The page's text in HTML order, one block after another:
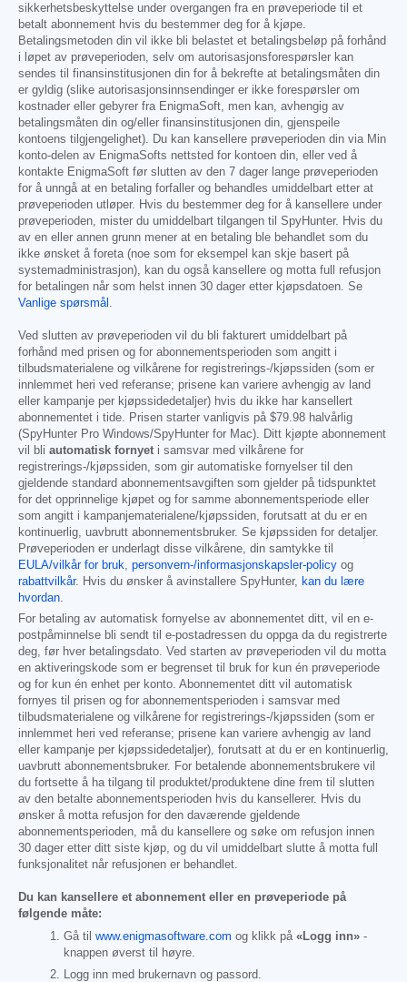
sikkerhetsbeskyttelse under overgangen fra en prøveperiode til et
betalt abonnement hvis du bestemmer deg for å kjøpe.
Betalingsmetoden din vil ikke bli belastet et betalingsbeløp på forhånd
i løpet av prøveperioden, selv om autorisasjonsforespørsler kan
sendes til finansinstitusjonen din for å bekrefte at betalingsmåten din
er gyldig (slike autorisasjonsinnsendinger er ikke forespørsler om
kostnader eller gebyrer fra EnigmaSoft, men kan, avhengig av
betalingsmåten din og/eller finansinstitusjonen din, gjenspeile
kontoens tilgjengelighet). Du kan kansellere prøveperioden din via Min
konto-delen av EnigmaSofts nettsted for kontoen din, eller ved å
kontakte EnigmaSoft før slutten av den 7 dager lange prøveperioden
for å unngå at en betaling forfaller og behandles umiddelbart etter at
prøveperioden utløper. Hvis du bestemmer deg for å kansellere under
prøveperioden, mister du umiddelbart tilgangen til SpyHunter. Hvis du
av en eller annen grunn mener at en betaling ble behandlet som du
ikke ønsket å foreta (noe som for eksempel kan skje basert på
systemadministrasjon), kan du også kansellere og motta full refusjon
for betalingen når som helst innen 30 dager etter kjøpsdatoen. Se
Vanlige spørsmål .
Ved slutten av prøveperioden vil du bli fakturert umiddelbart på
forhånd med prisen og for abonnementsperioden som angitt i
tilbudsmaterialene og vilkårene for registrerings-/kjøpssiden (som er
innlemmet heri ved referanse; prisene kan variere avhengig av land
eller kampanje per kjøpssidedetaljer) hvis du ikke har kansellert
abonnementet i tide. Prisen starter vanligvis på $79.98 halvårlig
(SpyHunter Pro Windows/SpyHunter for Mac). Ditt kjøpte abonnement
vil bli automatisk fornyet i samsvar med vilkårene for
registrerings-/kjøpssiden, som gir automatiske fornyelser til den
gjeldende standard abonnementsavgiften som gjelder på tidspunktet
for det opprinnelige kjøpet og for samme abonnementsperiode eller
som angitt i kampanjematerialene/kjøpssiden, forutsatt at du er en
kontinuerlig, uavbrutt abonnementsbruker. Se kjøpssiden for detaljer.
Prøveperioden er underlagt disse vilkårene, din samtykke til
EULA/vilkår for bruk, personvern-/informasjonskapsler-policy og
rabattvilkår. Hvis du ønsker å avinstallere SpyHunter, kan du lære
hvordan.
For betaling av automatisk fornyelse av abonnementet ditt, vil en e-
postpåminnelse bli sendt til e-postadressen du oppga da du registrerte
deg, før hver betalingsdato. Ved starten av prøveperioden vil du motta
en aktiveringskode som er begrenset til bruk for kun én prøveperiode
og for kun én enhet per konto. Abonnementet ditt vil automatisk
fornyes til prisen og for abonnementsperioden i samsvar med
tilbudsmaterialene og vilkårene for registrerings-/kjøpssiden (som er
innlemmet heri ved referanse; prisene kan variere avhengig av land
eller kampanje per kjøpssidedetaljer), forutsatt at du er en kontinuerlig,
uavbrutt abonnementsbruker. For betalende abonnementsbrukere vil
du fortsette å ha tilgang til produktet/produktene dine frem til slutten
av den betalte abonnementsperioden hvis du kansellerer. Hvis du
ønsker å motta refusjon for den daværende gjeldende
abonnementsperioden, må du kansellere og søke om refusjon innen
30 dager etter ditt siste kjøp, og du vil umiddelbart slutte å motta full
funksjonalitet når refusjonen er behandlet.
Du kan kansellere et abonnement eller en prøveperiode på
følgende måte:
Gå til www.enigmasoftware.com og klikk på «Logg inn» -
knappen øverst til høyre.
Logg inn med brukernavn og passord.